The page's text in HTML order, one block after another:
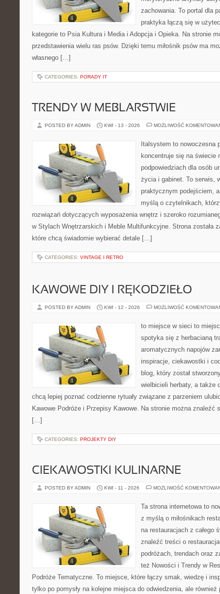
zachowania. To portal dla
praktyka łączą się w
kategorie to Psia Kultura i Media i Adopcja i Opieka. Na stronie
przedstawienia wielu ras psów. Dzięki temu miłośnik psów ma
własnego […]
CATEGORIES: PORADY IT
TRENDY W MEBLARSTWIE
POSTED BY ADMIN KWI - 13 - 2026 MOŻLIWOŚĆ
Italsystem to nowoczesna
koncentruje się na świecie
podpowiedziach dla osób
życia i gabinet. To serwis,
praktycznym podejściem,
myślą o czytelnikach,
rozwiązań dotyczących wyposażenia wnętrz i szeroko
w Stylach Wnętrzarskich i Meble Multifunkcyjne. Strona została
które chcą świadomie wybierać detale […]
CATEGORIES: VINTAGE I RETRO
KAWOWE DIY I RĘKODZIEŁO
POSTED BY ADMIN KWI - 12 - 2026 MOŻLIWOŚĆ
to miejsce w sieci to
spotyka się z herbacianą
aromatycznych napojów
inspiracje, ciekawostki i
blog, który został
wielbicieli herbaty, a także
chcą lepiej poznać codzienne rytuały związane z parzeniem
Kawowe Podróże i Przepisy Kawowe. Na stronie można znaleźć
[…]
CATEGORIES: PROJEKTY DIY
CIEKAWOSTKI KULINARNE
POSTED BY ADMIN KWI - 11 - 2026 MOŻLIWOŚĆ
Ta strona internetowa to
z myślą o miłośnikach
na restauracjach z całego
znaleźć treści o
podróżach, trendach oraz
też Nowości i Trendy w
Podróże Tematyczne. To miejsce, które łączy smak, wiedzę i
tylko po pomysły na kolejne miejsca do odwiedzenia, ale